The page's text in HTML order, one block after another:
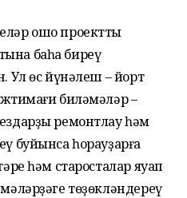
ошо проектты
баһа биреү
Ул өс йүнәлеш – йорт
биләмәләр –
ремонтлау һәм
буйынса һорауҙарға
һәм старосталар яуап
төҙөкләндереү